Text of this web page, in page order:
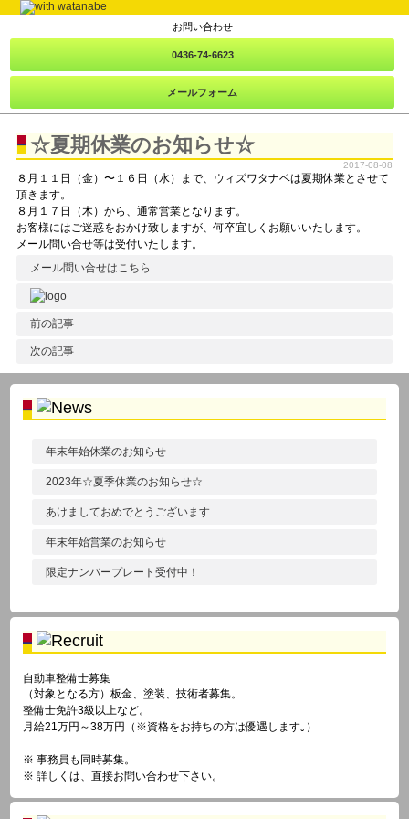
お問い合わせ
0436-74-6623
メールフォーム
☆夏期休業のお知らせ☆
2017-08-08
８月１１日（金）〜１６日（水）まで、ウィズワタナベは夏期休業とさせて
頂きます。
８月１７日（木）から、通常営業となります。
お客様にはご迷惑をおかけ致しますが、何卒宜しくお願いいたします。
メール問い合せ等は受付いたします。
メール問い合せはこちら
前の記事
次の記事
年末年始休業のお知らせ
2023年☆夏季休業のお知らせ☆
あけましておめでとうございます
年末年始営業のお知らせ
限定ナンバープレート受付中！
自動車整備士募集
（対象となる方）板金、塗装、技術者募集。
整備士免許3級以上など。
月給21万円～38万円（※資格をお持ちの方は優遇します｡）
※ 事務員も同時募集。
※ 詳しくは、直接お問い合わせ下さい。